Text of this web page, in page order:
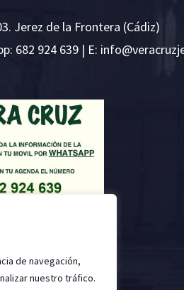
de navegación,
nuestro tráfico.
Jerez de la Frontera (Cádiz)
682 924 639 | E: rcare
v@ofn
i